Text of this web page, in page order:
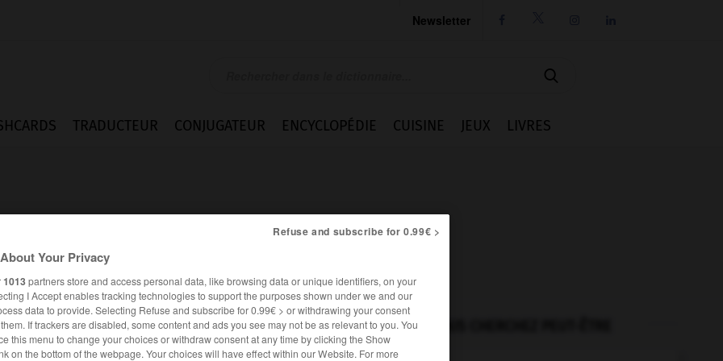
Newsletter

TRADUCTEUR CONJUGATEUR ENCYCLOPÉDIE CUISINE JEUX LIVRES
synonymes :
Refuse and subscribe for 0.99€ >
Your Privacy
1013partners store and access personal data, like browsing data or unique identifiers, on your
I Accept enables tracking technologies to support the purposes shown under we and our
data to provide. Selecting Refuse and subscribe for 0.99€ > or withdrawing your consent
If trackers are disabled, some content and ads you see may not be as relevant to you. You
this menu to change your choices or withdraw consent at any time by clicking the Show
on the bottom of the webpage. Your choices will have effect within our Website. For more